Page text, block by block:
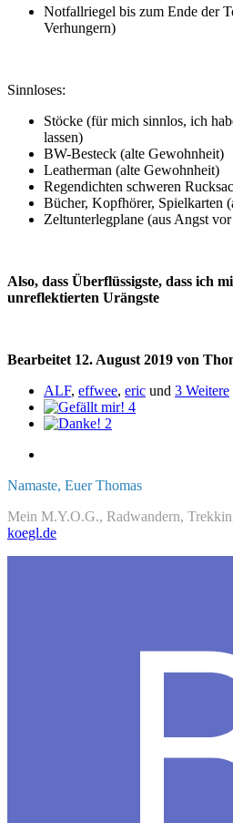
Notfallriegel bis zum Ende der
Verhungern)
Sinnloses:
Stöcke (für mich sinnlos, ich
lassen)
BW-Besteck (alte Gewohnheit)
Leatherman (alte Gewohnheit)
Regendichten schweren
Bücher, Kopfhörer, Spielkarten
Zeltunterlegplane (aus Angst
Also, dass Überflüssigste, dass ich
unreflektierten Urängste
Bearbeitet 12. August 2019 von
ALF, effwee, eric und 3 Weitere
4
2
Namaste, Euer Thomas
Mein M.Y.O.G., Radwandern,
koegl.de